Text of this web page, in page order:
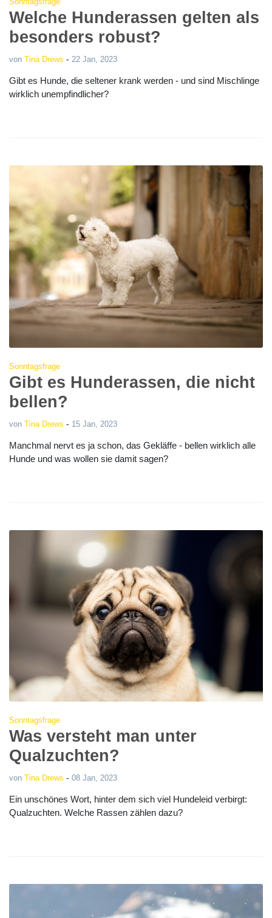
Welche Hunderassen gelten als
besonders robust?
von Tina Drews - 22 Jan, 2023
Gibt es Hunde, die seltener krank werden - und sind Mischlinge
wirklich unempfindlicher?
Sonntagsfrage
Gibt es Hunderassen, die nicht
bellen?
von Tina Drews - 15 Jan, 2023
Manchmal nervt es ja schon, das Gekläffe - bellen wirklich alle
Hunde und was wollen sie damit sagen?
Sonntagsfrage
Was versteht man unter
Qualzuchten?
von Tina Drews - 08 Jan, 2023
Ein unschönes Wort, hinter dem sich viel Hundeleid verbirgt:
Qualzuchten. Welche Rassen zählen dazu?